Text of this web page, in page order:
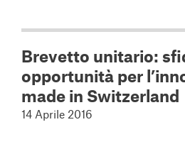
Brevetto unitario:
opportunità per
made in Switzerland
14 Aprile 2016